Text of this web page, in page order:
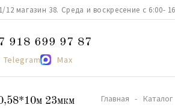
магазин 38. Среда и воскресение с 6:00-
918 699 97 87
Telegram Max
23мкм Главная Каталог